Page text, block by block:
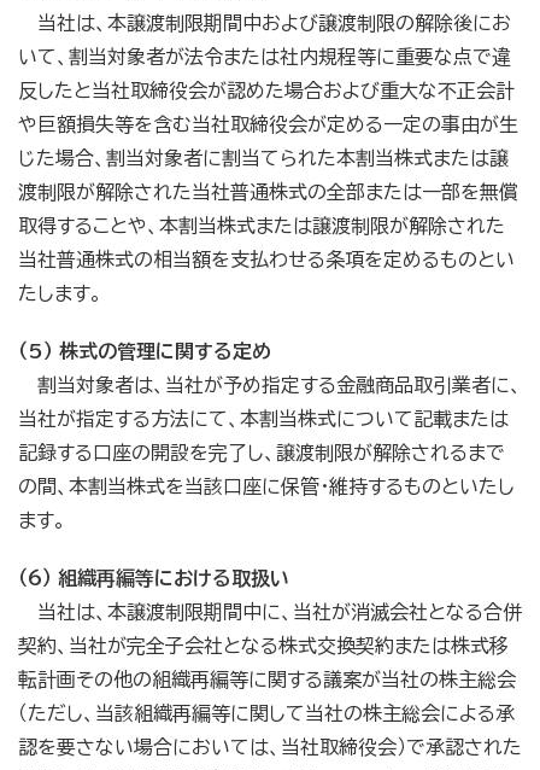
当社は、本譲渡制限期間中および譲渡制限の解除後にお
いて、割当対象者が法令または社内規程等に重要な点で違
反したと当社取締役会が認めた場合および重大な不正会計
や巨額損失等を含む当社取締役会が定める一定の事由が生
じた場合、割当対象者に割当てられた本割当株式または譲
渡制限が解除された当社普通株式の全部または一部を無償
取得することや、本割当株式または譲渡制限が解除された
当社普通株式の相当額を支払わせる条項を定めるものとい
たします。
（5） 株式の管理に関する定め
割当対象者は、当社が予め指定する金融商品取引業者に、
当社が指定する方法にて、本割当株式について記載または
記録する口座の開設を完了し、譲渡制限が解除されるまで
の間、本割当株式を当該口座に保管・維持するものといたし
ます。
（6） 組織再編等における取扱い
当社は、本譲渡制限期間中に、当社が消滅会社となる合併
契約、当社が完全子会社となる株式交換契約または株式移
転計画その他の組織再編等に関する議案が当社の株主総会
（ただし、当該組織再編等に関して当社の株主総会による承
認を要さない場合においては、当社取締役会）で承認された